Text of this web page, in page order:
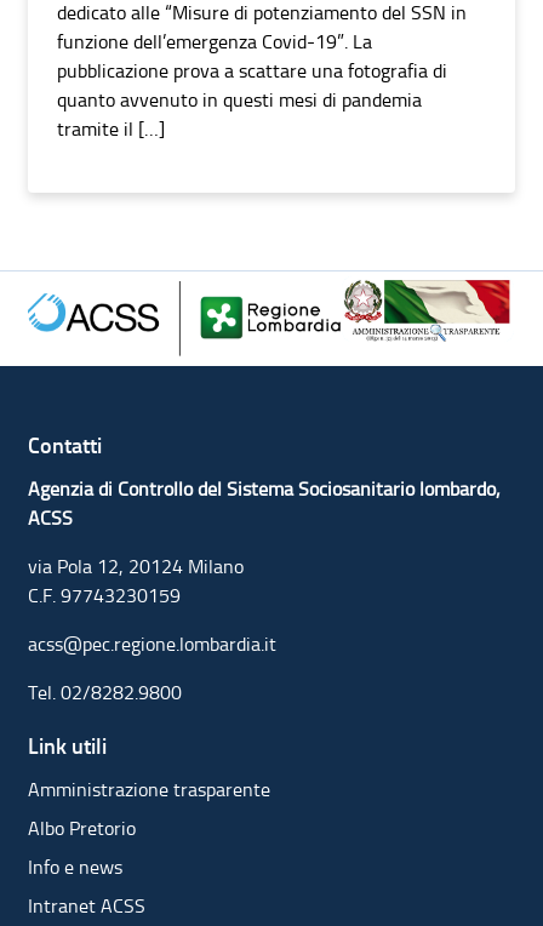
dedicato alle “Misure di potenziamento del SSN in
funzione dell’emergenza Covid-19”. La
pubblicazione prova a scattare una fotografia di
quanto avvenuto in questi mesi di pandemia
tramite il […]
Contatti
Agenzia di Controllo del Sistema Sociosanitario lombardo,
ACSS
via Pola 12, 20124 Milano
C.F. 97743230159
acss@pec.regione.lombardia.it
Tel.02/8282.9800
Link utili
Amministrazione trasparente
Albo Pretorio
Info e news
Intranet ACSS